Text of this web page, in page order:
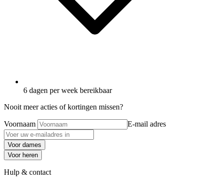
6 dagen per week bereikbaar
Nooit meer acties of kortingen missen?
Voornaam E-mail adres
Voor dames
Voor heren
Hulp & contact